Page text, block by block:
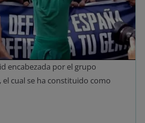
encabezada por el grupo
cual se ha constituido como